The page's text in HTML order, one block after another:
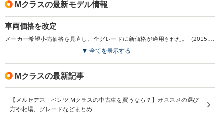
Mクラスの最新モデル情報
車両価格を改定
メーカー希望小売価格を見直し、全グレードに新価格が適用された。（2015.4）
全てを表示する
Mクラスの最新記事
【メルセデス・ベンツ Mクラスの中古車を買うなら？】オススメの選び
方や相場、グレードなどまとめ